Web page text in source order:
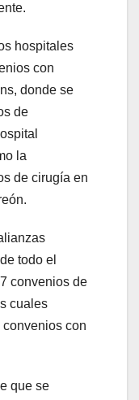
hospitales
con
donde se
de
la
de cirugía en
todo el
convenios de
cuales
con
que se